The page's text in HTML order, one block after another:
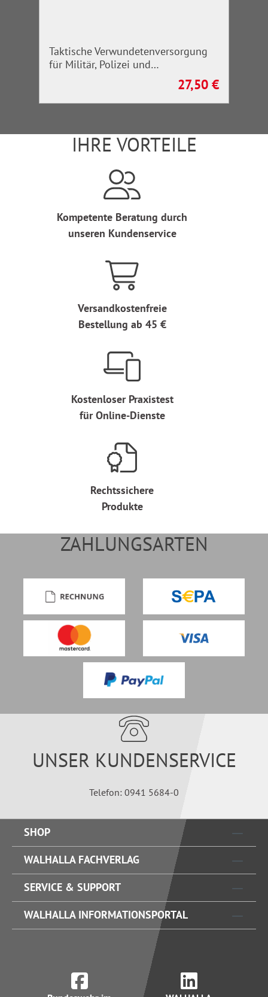
Taktische Verwundetenversorgung
für Militär, Polizei und
Regulärer Preis:
27,50 €
IHRE VORTEILE
Kompetente Beratung durch
unseren Kundenservice
Versandkostenfreie
Bestellung ab 45 €
Kostenloser Praxistest
für Online-Dienste
Rechtssichere
Produkte
ZAHLUNGSARTEN
UNSER KUNDENSERVICE
Telefon: 0941 5684-0
SHOP
WALHALLA FACHVERLAG
SERVICE & SUPPORT
WALHALLA INFORMATIONSPORTAL